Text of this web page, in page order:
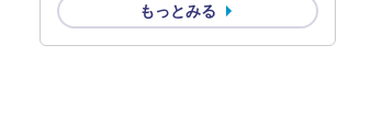
もっとみる